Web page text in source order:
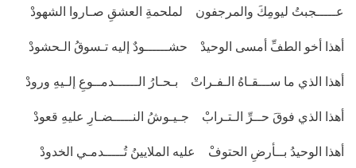
عـــــجبتُ ليومِكَ والمرجفون لملحمةِ العشقِ صـاروا الشهودْ
أهذا أخو الطفِّ أمسى الوحيدْ حشــــــودٌ إليه تـسوقُ الـحشودْ
أهذا الذي ما ســـقـاهُ الـفـراتْ بـحـارُ الــــــدمــوعِ إلـيهِ ورودْ
أهذا الذي فوقَ حــرِّ الـتـرابْ جـيـوشُ النـــــضـارِ عليهِ قعودْ
أهذا الوحيدُ بــأرضِ الحتوفْ عليه الملايينُ تُـــــدمـي الخدودْ